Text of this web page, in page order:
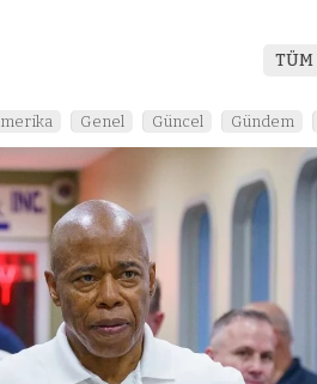
TÜM
Genel Güncel Gündem